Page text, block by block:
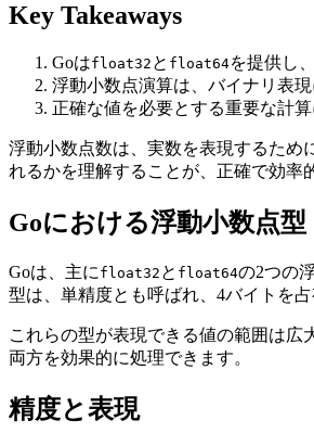
Key Takeaways
Goはfloat32 と float64を提供し
浮動小数点演算は、バイナリ表
正確な値を必要とする重要な計算
浮動小数点数は、実数を表現するため
れるかを理解することが、正確で効率
Goにおける浮動小数点型
Goは、主に float32 と float64の2つの
型は、単精度とも呼ばれ、4バイトを
これらの型が表現できる値の範囲は広
両方を効果的に処理できます。
精度と表現